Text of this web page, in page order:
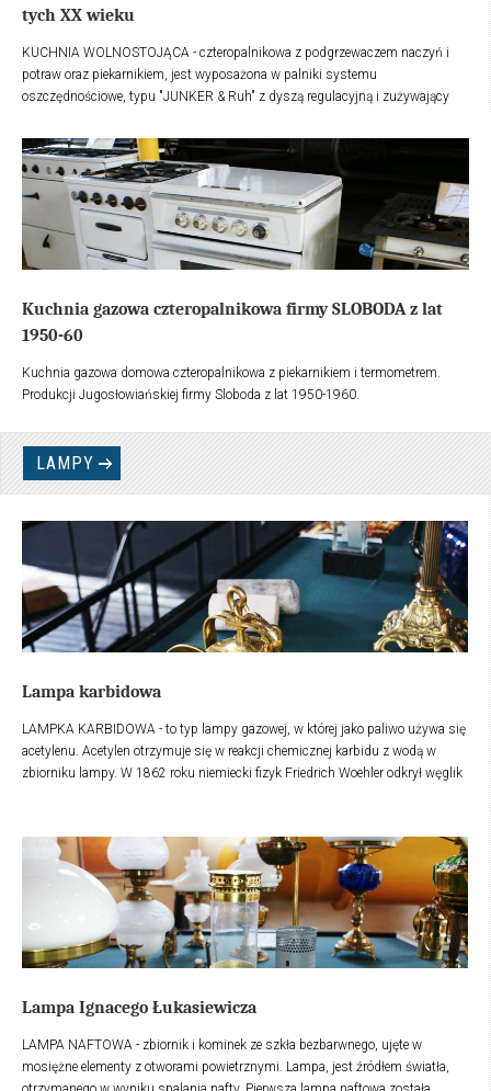
tych XX wieku
KUCHNIA WOLNOSTOJĄCA - czteropalnikowa z podgrzewaczem naczyń i
potraw oraz piekarnikiem, jest wyposażona w palniki systemu
oszczędnościowe, typu "JUNKER & Ruh" z dyszą regulacyjną i zużywający
spalin gazowych na zewnątrz.
Kuchnia gazowa czteropalnikowa firmy SLOBODA z lat
1950-60
Kuchnia gazowa domowa czteropalnikowa z piekarnikiem i termometrem.
Produkcji Jugosłowiańskiej firmy Sloboda z lat 1950-1960.
LAMPY
Lampa karbidowa
LAMPKA KARBIDOWA - to typ lampy gazowej, w której jako paliwo używa się
acetylenu. Acetylen otrzymuje się w reakcji chemicznej karbidu z wodą w
zbiorniku lampy. W 1862 roku niemiecki fizyk Friedrich Woehler odkrył węglik
karbidowe były stosowane: w pracy górników i znalazły się w podstawowym
wyposażeniu kolejarzy.
Lampa Ignacego Łukasiewicza
LAMPA NAFTOWA - zbiornik i kominek ze szkła bezbarwnego, ujęte w
mosiężne elementy z otworami powietrznymi. Lampa, jest źródłem światła,